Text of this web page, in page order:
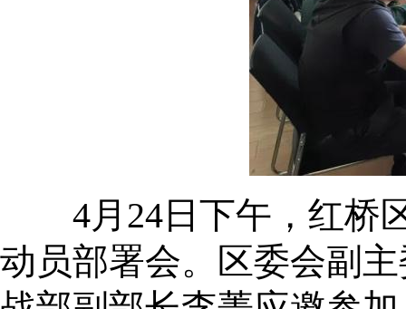
4月24日下午，红桥区
动员部署会。区委会副